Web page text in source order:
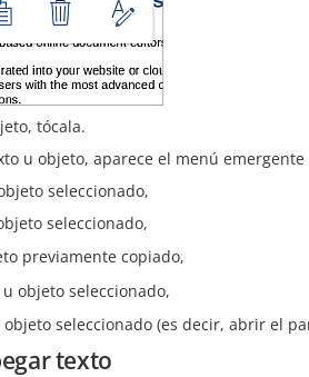
tócala.
u objeto, aparece el menú
seleccionado,
seleccionado,
previamente copiado,
objeto seleccionado,
seleccionado (es decir, abrir el
texto